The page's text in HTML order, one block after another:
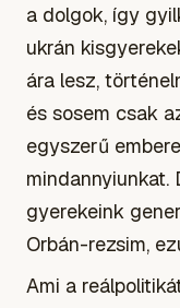
a dolgok, így
ukrán
ára lesz,
és sosem csak
egyszerű
mindannyiunkat.
gyerekeink
Orbán-rezsim,
Ami a